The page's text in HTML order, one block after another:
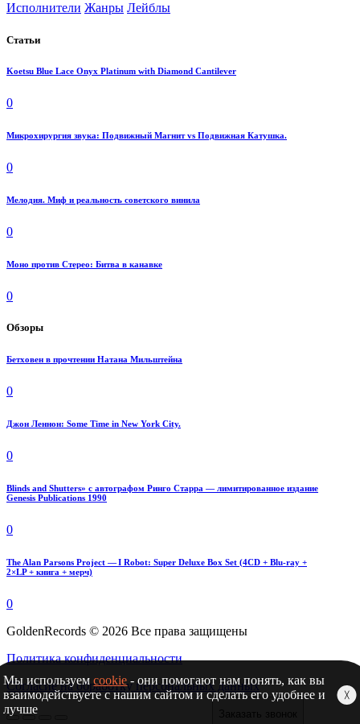
Исполнители Жанры Лейблы
Статьи
Koetsu Blue Lace Onyx Platinum with Diamond Cantilever
0
Микрохирургия звука: Подвижный Магнит vs Подвижная Катушка.
0
Мелодия. Миф и реальность советского винила
0
Моно против Стерео: Битва в канавке
0
Обзоры
Бетховен в прочтении Натана Мильштейна
0
Джон Леннон: Some Time in New York City.
0
Blinds and Shutters» с автографом Ринго Старра — лимитированное издание
Genesis Publications 1990
0
The Alan Parsons Project — I Robot: Super Deluxe Box Set (4CD + Blu-ray +
2×LP + книга + мерч)
0
GoldenRecords © 2026 Все права защищены
Политика конфиденциальности
Согласие на обработку персональных данных
Мы используемcookie - они помогают нам понять, как вы
взаимодействуете с нашим сайтом и сделать его удобнее и
лучше
╳